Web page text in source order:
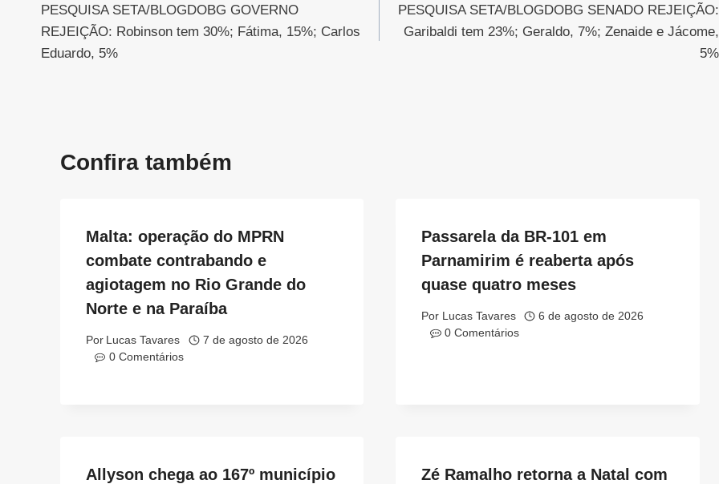
de
Post
PESQUISA SETA/BLOGDOBG GOVERNO
REJEIÇÃO: Robinson tem 30%; Fátima, 15%; Carlos
Eduardo, 5%
PESQUISA SETA/BLOGDOBG SENADO REJEIÇÃO:
Garibaldi tem 23%; Geraldo, 7%; Zenaide e Jácome,
5%
Confira também
Malta: operação do MPRN
combate contrabando e
agiotagem no Rio Grande do
Norte e na Paraíba
Por Lucas Tavares
7 de agosto de 2026
0 Comentários
Passarela da BR-101 em
Parnamirim é reaberta após
quase quatro meses
Por Lucas Tavares
6 de agosto de 2026
0 Comentários
Allyson chega ao 167º município
Zé Ramalho retorna a Natal com